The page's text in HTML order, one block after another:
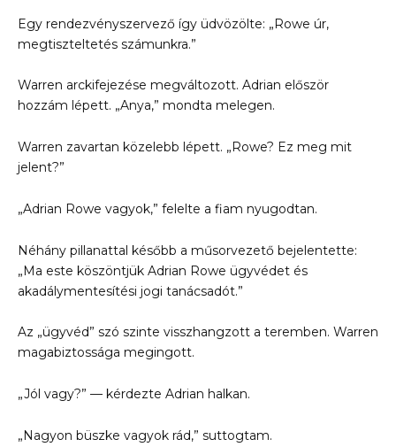
Egy rendezvényszervező így üdvözölte: „Rowe úr,
megtiszteltetés számunkra.”
Warren arckifejezése megváltozott. Adrian először
hozzám lépett. „Anya,” mondta melegen.
Warren zavartan közelebb lépett. „Rowe? Ez meg mit
jelent?”
„Adrian Rowe vagyok,” felelte a fiam nyugodtan.
Néhány pillanattal később a műsorvezető bejelentette:
„Ma este köszöntjük Adrian Rowe ügyvédet és
akadálymentesítési jogi tanácsadót.”
Az „ügyvéd” szó szinte visszhangzott a teremben. Warren
magabiztossága megingott.
„Jól vagy?” — kérdezte Adrian halkan.
„Nagyon büszke vagyok rád,” suttogtam.